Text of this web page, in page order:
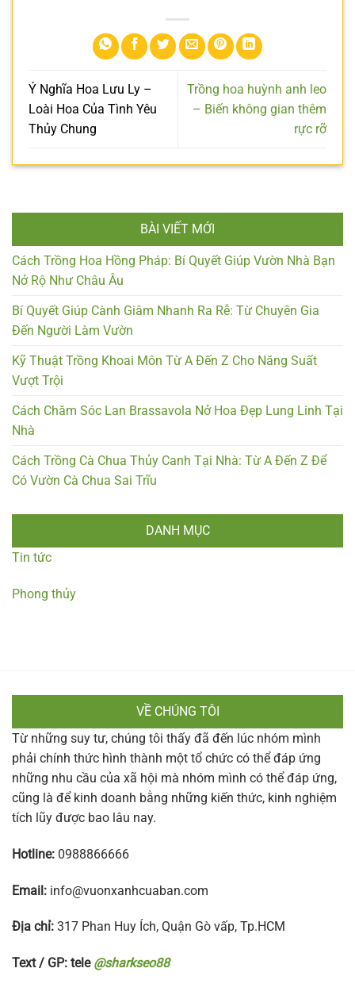
Ý Nghĩa Hoa Lưu Ly –
Loài Hoa Của Tình Yêu
Thủy Chung
Trồng hoa huỳnh anh leo
– Biến không gian thêm
rực rỡ
BÀI VIẾT MỚI
Cách Trồng Hoa Hồng Pháp: Bí Quyết Giúp Vườn Nhà Bạn
Nở Rộ Như Châu Âu
Bí Quyết Giúp Cành Giâm Nhanh Ra Rễ: Từ Chuyên Gia
Đến Người Làm Vườn
Kỹ Thuật Trồng Khoai Môn Từ A Đến Z Cho Năng Suất
Vượt Trội
Cách Chăm Sóc Lan Brassavola Nở Hoa Đẹp Lung Linh Tại
Nhà
Cách Trồng Cà Chua Thủy Canh Tại Nhà: Từ A Đến Z Để
Có Vườn Cà Chua Sai Trĩu
DANH MỤC
Tin tức
Phong thủy
VỀ CHÚNG TÔI
Từ những suy tư, chúng tôi thấy đã đến lúc nhóm mình
phải chính thức hình thành một tổ chức có thể đáp ứng
những nhu cầu của xã hội mà nhóm mình có thể đáp ứng,
cũng là để kinh doanh bằng những kiến thức, kinh nghiệm
tích lũy được bao lâu nay.
Hotline: 0988866666
Email: info@vuonxanhcuaban.com
Địa chỉ: 317 Phan Huy Ích, Quận Gò vấp, Tp.HCM
Text / GP: tele @sharkseo88